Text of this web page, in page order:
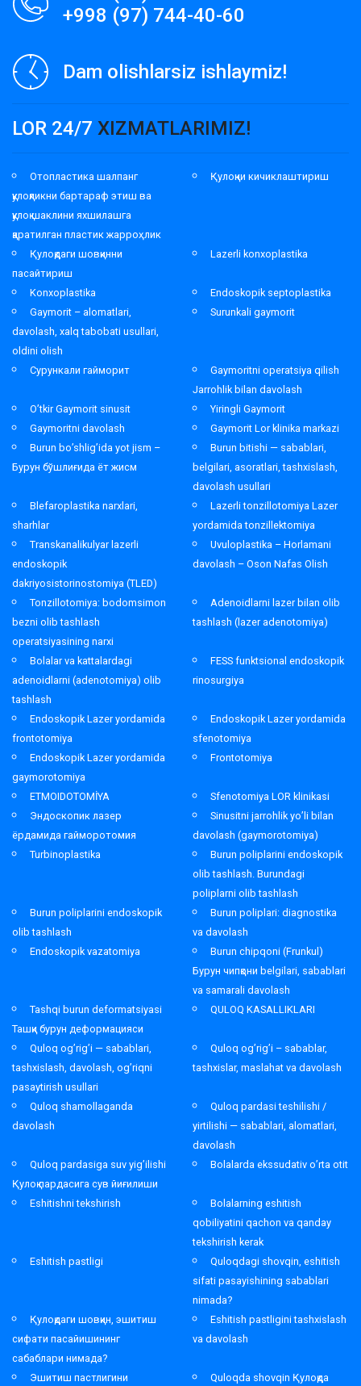
+998 (97) 744-40-60
Dam olishlarsiz ishlaymiz!
LOR 24/7 XIZMATLARIMIZ!
Отопластика шалпанг
қулоқликни бартараф этиш ва
қулоқ шаклини яхшилашга
қаратилган пластик жарроҳлик
Қулоқни кичиклаштириш
Қулоқдаги шовқинни
пасайтириш
Lazerli konxoplastika
Konxoplastika
Endoskopik septoplastika
Gaymorit – alomatlari,
davolash, xalq tabobati usullari,
oldini olish
Surunkali gaymorit
Сурункали гайморит
Gaymoritni operatsiya qilish
Jarrohlik bilan davolash
O’tkir Gaymorit sinusit
Yiringli Gaymorit
Gaymoritni davolash
Gaymorit Lor klinika markazi
Burun bo’shlig’ida yot jism –
Бурун бўшлиғида ёт жисм
Burun bitishi — sabablari,
belgilari, asoratlari, tashxislash,
davolash usullari
Blefaroplastika narxlari,
sharhlar
Lazerli tonzillotomiya Lazer
yordamida tonzillektomiya
Transkanalikulyar lazerli
endoskopik
dakriyosistorinostomiya (TLED)
Uvuloplastika – Horlamani
davolash – Oson Nafas Olish
Tonzillotomiya: bodomsimon
bezni olib tashlash
operatsiyasining narxi
Adenoidlarni lazer bilan olib
tashlash (lazer adenotomiya)
Bolalar va kattalardagi
adenoidlarni (adenotomiya) olib
tashlash
FESS funktsional endoskopik
rinosurgiya
Endoskopik Lazer yordamida
frontotomiya
Endoskopik Lazer yordamida
sfenotomiya
Endoskopik Lazer yordamida
gaymorotomiya
Frontotomiya
ETMOIDOTOMİYA
Sfenotomiya LOR klinikasi
Эндоскопик лазер
ёрдамида гайморотомия
Sinusitni jarrohlik yo’li bilan
davolash (gaymorotomiya)
Turbinoplastika
Burun poliplarini endoskopik
olib tashlash. Burundagi
poliplarni olib tashlash
Burun poliplarini endoskopik
olib tashlash
Burun poliplari: diagnostika
va davolash
Endoskopik vazatomiya
Burun chipqoni (Frunkul)
Бурун чипқони belgilari, sabablari
va samarali davolash
Tashqi burun deformatsiyasi
Ташқи бурун деформацияси
QULOQ KASALLIKLARI
Quloq og’rig’i — sabablari,
tashxislash, davolash, og’riqni
pasaytirish usullari
Quloq og’rig’i – sabablar,
tashxislar, maslahat va davolash
Quloq shamollaganda
davolash
Quloq pardasi teshilishi /
yirtilishi — sabablari, alomatlari,
davolash
Quloq pardasiga suv yig’ilishi
Қулоқ пардасига сув йиғилиши
Bolalarda ekssudativ o’rta otit
Eshitishni tekshirish
Bolalarning eshitish
qobiliyatini qachon va qanday
tekshirish kerak
Eshitish pastligi
Quloqdagi shovqin, eshitish
sifati pasayishining sabablari
nimada?
Қулоқдаги шовқин, эшитиш
сифати пасайишининг
сабаблари нимада?
Eshitish pastligini tashxislash
va davolash
Эшитиш пастлигини
Quloqda shovqin Қулоқда